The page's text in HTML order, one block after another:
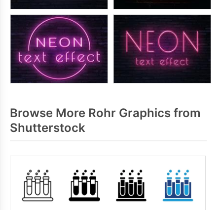
Browse More Rohr Graphics from
Shutterstock